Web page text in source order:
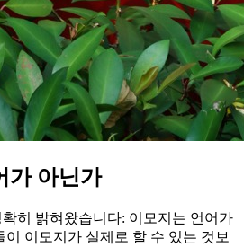
가 아닌가
히 밝혀왔습니다: 이모지는 언어가
이모지가 실제로 할 수 있는 것보